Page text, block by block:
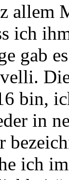
allem
ich
gab
bin,
in
ich